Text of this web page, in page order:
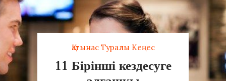
Қатынас Туралы Кеңес
11 Бірінші кездесуге